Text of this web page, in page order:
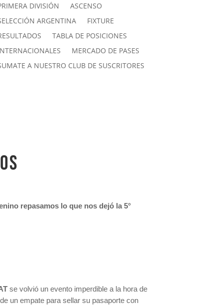
DIVISIÓN
ASCENSO
ARGENTINA
FIXTURE
TABLA DE POSICIONES
MERCADO DE PASES
A NUESTRO CLUB DE SUSCRITORES
repasamos lo que nos dejó la 5°
se volvió un evento imperdible a la hora de
un empate para sellar su pasaporte con